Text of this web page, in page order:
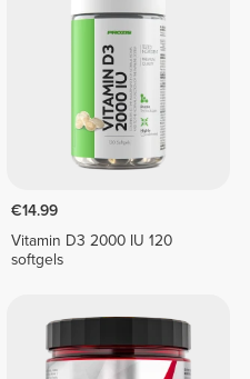
€14.99
Vitamin D3 2000 IU 120
softgels